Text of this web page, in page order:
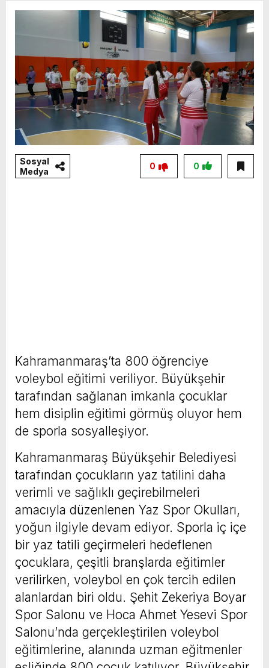
Sosyal
Medya
0
0
Kahramanmaraş’ta 800 öğrenciye
voleybol eğitimi veriliyor. Büyükşehir
tarafından sağlanan imkanla çocuklar
hem disiplin eğitimi görmüş oluyor hem
de sporla sosyalleşiyor.
Kahramanmaraş Büyükşehir Belediyesi
tarafından çocukların yaz tatilini daha
verimli ve sağlıklı geçirebilmeleri
amacıyla düzenlenen Yaz Spor Okulları,
yoğun ilgiyle devam ediyor. Sporla iç içe
bir yaz tatili geçirmeleri hedeflenen
çocuklara, çeşitli branşlarda eğitimler
verilirken, voleybol en çok tercih edilen
alanlardan biri oldu. Şehit Zekeriya Boyar
Spor Salonu ve Hoca Ahmet Yesevi Spor
Salonu’nda gerçekleştirilen voleybol
eğitimlerine, alanında uzman eğitmenler